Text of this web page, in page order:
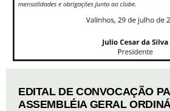
EDITAL DE CONVOCAÇÃO
ASSEMBLÉIA GERAL